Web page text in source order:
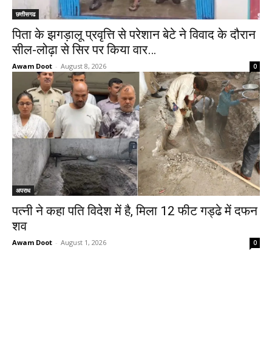
छत्तीसगढ
पिता के झगड़ालू प्रवृत्ति से परेशान बेटे ने विवाद के दौरान
सील-लोढ़ा से सिर पर किया वार…
Awam Doot - August 8, 2026 0
अपराध
पत्नी ने कहा पति विदेश में है, मिला 12 फीट गड्ढे में दफन
शव
Awam Doot - August 1, 2026 0